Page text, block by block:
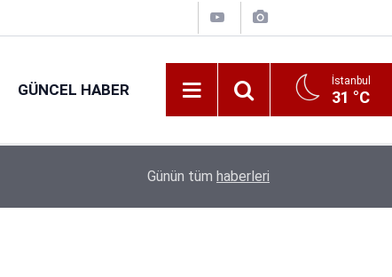
GÜNCEL HABER İstanbul
31 °C
GSB 600 Personel Alımında Başvuru Süresi
Günün tüm haberleri